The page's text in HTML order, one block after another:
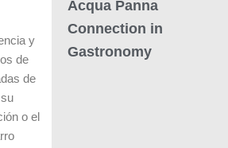
y
de
de
o el
Acqua Panna
Connection in
Gastronomy